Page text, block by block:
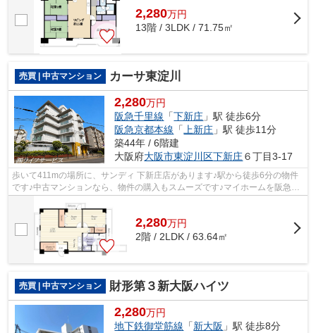
2,280万円
13階 / 3LDK / 71.75㎡
売買 | 中古マンション カーサ東淀川
2,280万円
阪急千里線 「下新庄 」駅 徒歩6分
阪急京都本線 「上新庄 」駅 徒歩11分
築44年 / 6階建
大阪府大阪市東淀川区下新庄６丁目3-17
歩いて411mの場所に、サンディ 下新庄店があります♪駅から徒歩6分の物件
です♪中古マンションなら、物件の購入もスムーズです♪マイホームを阪急千
2,280万円
2階 / 2LDK / 63.64㎡
売買 | 中古マンション 財形第３新大阪ハイツ
2,280万円
地下鉄御堂筋線 「新大阪 」駅 徒歩8分